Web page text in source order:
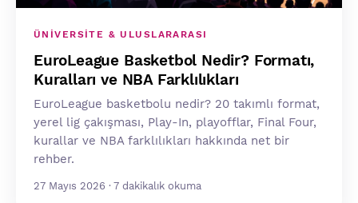
ÜNIVERSITE & ULUSLARARASI
EuroLeague Basketbol Nedir? Formatı,
Kuralları ve NBA Farklılıkları
EuroLeague basketbolu nedir? 20 takımlı format,
yerel lig çakışması, Play-In, playofflar, Final Four,
kurallar ve NBA farklılıkları hakkında net bir
rehber.
27 Mayıs 2026 · 7 dakikalık okuma